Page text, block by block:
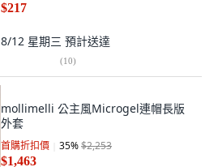
$217
8/12 星期三 預計送達
(10)
mollimelli 公主風Microgel連帽長版
外套
首購折扣價 35%$2,253
$1,463